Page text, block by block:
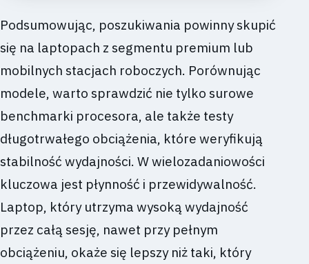
Podsumowując, poszukiwania powinny skupić
się na laptopach z segmentu premium lub
mobilnych stacjach roboczych. Porównując
modele, warto sprawdzić nie tylko surowe
benchmarki procesora, ale także testy
długotrwałego obciążenia, które weryfikują
stabilność wydajności. W wielozadaniowości
kluczowa jest płynność i przewidywalność.
Laptop, który utrzyma wysoką wydajność
przez całą sesję, nawet przy pełnym
obciążeniu, okaże się lepszy niż taki, który